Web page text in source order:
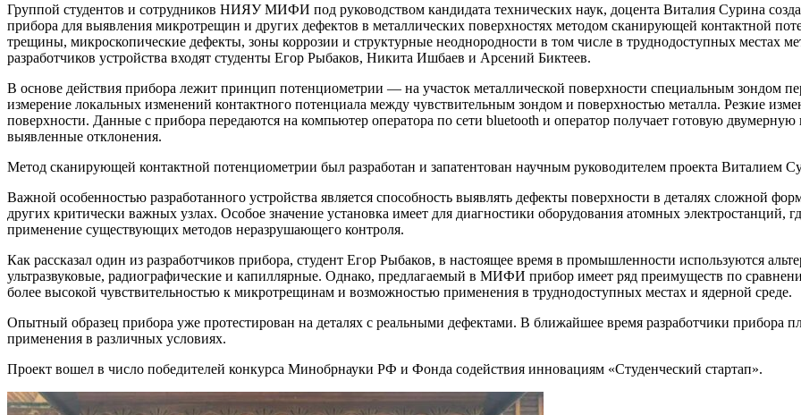
Группой студентов и сотрудников НИЯУ МИФИ под руководством кандидата технических наук, доцента Виталия Сурина
прибора для выявления микротрещин и других дефектов в металлических поверхностях методом сканирующей контактной
трещины, микроскопические дефекты, зоны коррозии и структурные неоднородности в том числе в труднодоступных местах
разработчиков устройства входят студенты Егор Рыбаков, Никита Ишбаев и Арсений Биктеев.
В основе действия прибора лежит принцип потенциометрии — на участок металлической поверхности специальным зондом
измерение локальных изменений контактного потенциала между чувствительным зондом и поверхностью металла. Резкие
поверхности. Данные с прибора передаются на компьютер оператора по сети bluetooth и оператор получает готовую двумерную
выявленные отклонения.
Метод сканирующей контактной потенциометрии был разработан и запатентован научным руководителем проекта Виталием
Важной особенностью разработанного устройства является способность выявлять дефекты поверхности в деталях сложной
других критически важных узлах. Особое значение установка имеет для диагностики оборудования атомных электростанций,
применение существующих методов неразрушающего контроля.
Как рассказал один из разработчиков прибора, студент Егор Рыбаков, в настоящее время в промышленности используются
ультразвуковые, радиографические и капиллярные. Однако, предлагаемый в МИФИ прибор имеет ряд преимуществ по
более высокой чувствительностью к микротрещинам и возможностью применения в труднодоступных местах и ядерной среде.
Опытный образец прибора уже протестирован на деталях с реальными дефектами. В ближайшее время разработчики прибора
применения в различных условиях.
Проект вошел в число победителей конкурса Минобрнауки РФ и Фонда содействия инновациям «Студенческий стартап».